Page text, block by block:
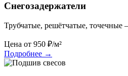
Снегозадержатели
Трубчатые, решётчатые,
Цена от 950 ₽/м²
Подробнее →